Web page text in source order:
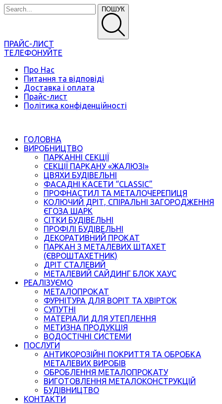
ПОШУК
ПРАЙС-ЛИСТ
ТЕЛЕФОНУЙТЕ
Про Нас
Питання та відповіді
Доставка і оплата
Прайс-лист
Політика конфіденційності
ГОЛОВНА
ВИРОБНИЦТВО
ПАРКАННІ СЕКЦІЇ
СЕКЦІЇ ПАРКАНУ «ЖАЛЮЗІ»
ЦВЯХИ БУДІВЕЛЬНІ
ФАСАДНІ КАСЕТИ “CLASSIC”
ПРОФНАСТИЛ ТА МЕТАЛОЧЕРЕПИЦЯ
КОЛЮЧИЙ ДРІТ, СПІРАЛЬНІ ЗАГОРОДЖЕННЯ
ЄГОЗА ШАРК
СІТКИ БУДІВЕЛЬНІ
ПРОФІЛІ БУДІВЕЛЬНІ
ДЕКОРАТИВНИЙ ПРОКАТ
ПАРКАН З МЕТАЛЕВИХ ШТАХЕТ
(ЄВРОШТАХЕТНИК)
ДРІТ СТАЛЕВИЙ
МЕТАЛЕВИЙ САЙДИНГ БЛОК ХАУС
РЕАЛІЗУЄМО
МЕТАЛОПРОКАТ
ФУРНІТУРА ДЛЯ ВОРІТ ТА ХВІРТОК
СУПУТНІ
МАТЕРІАЛИ ДЛЯ УТЕПЛЕННЯ
МЕТИЗНА ПРОДУКЦІЯ
ВОДОСТІЧНІ СИСТЕМИ
ПОСЛУГИ
АНТИКОРОЗІЙНІ ПОКРИТТЯ ТА ОБРОБКА
МЕТАЛЕВИХ ВИРОБІВ
ОБРОБЛЕННЯ МЕТАЛОПРОКАТУ
ВИГОТОВЛЕННЯ МЕТАЛОКОНСТРУКЦІЙ
БУДІВНИЦТВО
КОНТАКТИ